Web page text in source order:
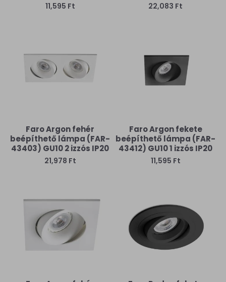
11,595 Ft 22,083 Ft
Faro Argon fehér
beépíthető lámpa (FAR-
43403) GU10 2 izzós IP20
21,978 Ft
Faro Argon fekete
beépíthető lámpa (FAR-
43412) GU10 1 izzós IP20
11,595 Ft